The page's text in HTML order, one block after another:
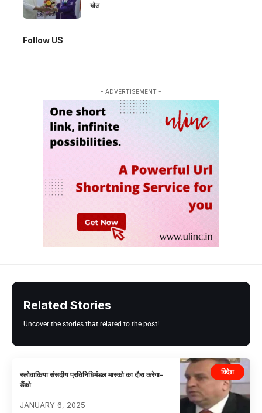
खेल
Follow US
- ADVERTISEMENT -
Related Stories
Uncover the stories that related to the post!
विदेश
स्लोवाकिया संसदीय प्रतिनिधिमंडल मास्को का दौरा करेगा-
डैंको
JANUARY 6, 2025